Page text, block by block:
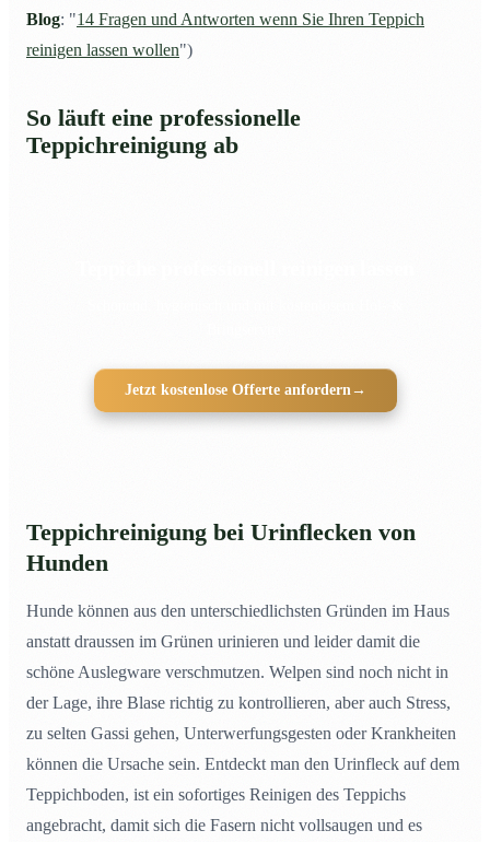
Blog: "14 Fragen und Antworten wenn Sie Ihren Teppich
reinigen lassen wollen")
So läuft eine professionelle
Teppichreinigung ab
Jetzt kostenlose Offerte anfordern→
Teppichreinigung bei Urinflecken von
Hunden
Hunde können aus den unterschiedlichsten Gründen im Haus
anstatt draussen im Grünen urinieren und leider damit die
schöne Auslegware verschmutzen. Welpen sind noch nicht in
der Lage, ihre Blase richtig zu kontrollieren, aber auch Stress,
zu selten Gassi gehen, Unterwerfungsgesten oder Krankheiten
können die Ursache sein. Entdeckt man den Urinfleck auf dem
Teppichboden, ist ein sofortiges Reinigen des Teppichs
angebracht, damit sich die Fasern nicht vollsaugen und es